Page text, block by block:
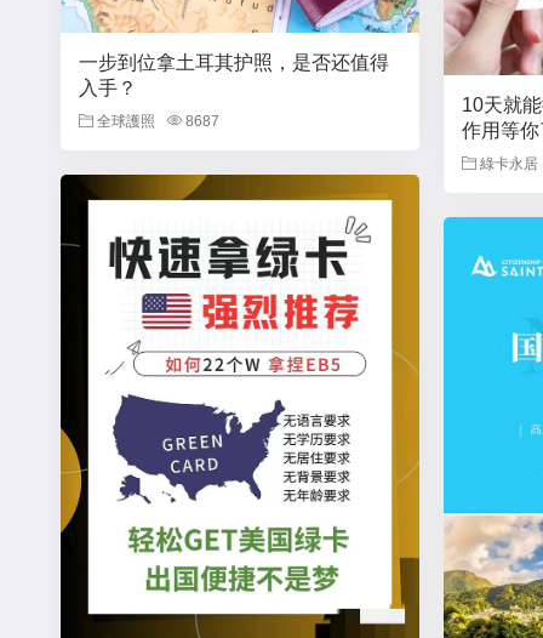
一步到位拿土耳其护照，是否还值得
入手？
全球護照 8687
10天就
作用等
綠卡永居